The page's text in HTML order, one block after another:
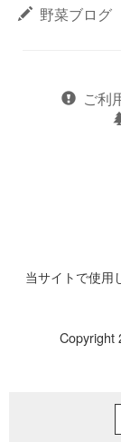
野菜ブログ
ご利
当サイトで使用
Copyright